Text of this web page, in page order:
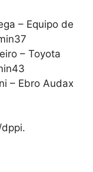
– Equipo de
– Toyota
– Ebro Audax